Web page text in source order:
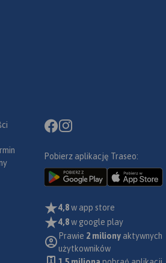
Pobierz aplikację Traseo:
4,8w app store
4,8w google play
Prawie 2 miliony aktywnych
użytkowników